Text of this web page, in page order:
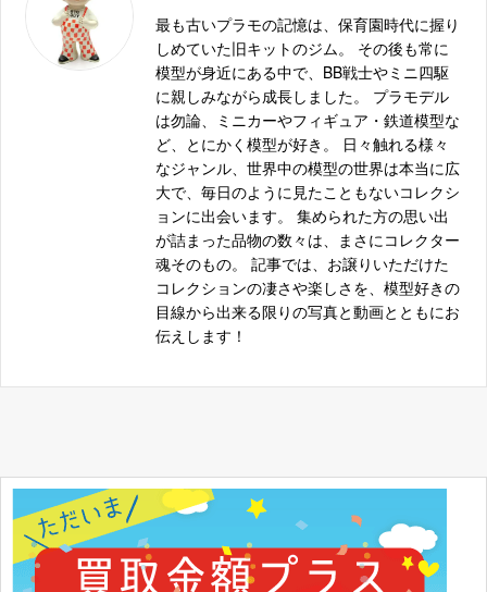
A+(エイプラス) まよチキ! 鳴海ナクル 1/4.5
フリーイング 久寿川ささら 1/6 塗装済み完成品
フィギュア
4571245293794
メガハウス 戦神の侍イズミ 4535123713781
4543341134240
オーキッドシード 1/7 すーぱーそに子 ボンデー
4582292601043
メガハウス ナミVer.BB_02 Portrait.Of.Pirates ワン
ピース”LIMITED EDITION” オンラインショップ限
4535123715389
メガハウス 異端審査官 シギィ 二律背反 Ver.
アルター 中野梓 1/8 4560228202472
メガハウス 古代の王女 メナス 4535123711817
アルター 桐ヶ谷直葉 1/8 4560228203431
最も古いプラモの記憶は、保育園時代に握り
しめていた旧キットのジム。 その後も常に
模型が身近にある中で、BB戦士やミニ四駆
に親しみながら成長しました。 プラモデル
は勿論、ミニカーやフィギュア・鉄道模型な
ど、とにかく模型が好き。 日々触れる様々
なジャンル、世界中の模型の世界は本当に広
大で、毎日のように見たこともないコレクシ
ョンに出会います。 集められた方の思い出
が詰まった品物の数々は、まさにコレクター
魂そのもの。 記事では、お譲りいただけた
コレクションの凄さや楽しさを、模型好きの
目線から出来る限りの写真と動画とともにお
伝えします！